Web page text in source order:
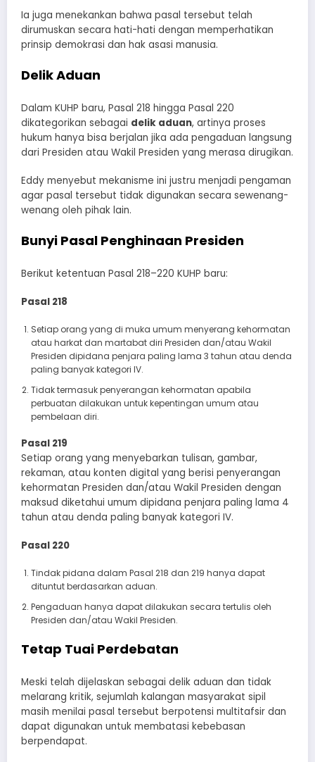
Ia juga menekankan bahwa pasal tersebut telah
dirumuskan secara hati-hati dengan memperhatikan
prinsip demokrasi dan hak asasi manusia.
Delik Aduan
Dalam KUHP baru, Pasal 218 hingga Pasal 220
dikategorikan sebagai delik aduan, artinya proses
hukum hanya bisa berjalan jika ada pengaduan langsung
dari Presiden atau Wakil Presiden yang merasa dirugikan.
Eddy menyebut mekanisme ini justru menjadi pengaman
agar pasal tersebut tidak digunakan secara sewenang-
wenang oleh pihak lain.
Bunyi Pasal Penghinaan Presiden
Berikut ketentuan Pasal 218–220 KUHP baru:
Pasal 218
Setiap orang yang di muka umum menyerang kehormatan
atau harkat dan martabat diri Presiden dan/atau Wakil
Presiden dipidana penjara paling lama 3 tahun atau denda
paling banyak kategori IV.
Tidak termasuk penyerangan kehormatan apabila
perbuatan dilakukan untuk kepentingan umum atau
pembelaan diri.
Pasal 219
Setiap orang yang menyebarkan tulisan, gambar,
rekaman, atau konten digital yang berisi penyerangan
kehormatan Presiden dan/atau Wakil Presiden dengan
maksud diketahui umum dipidana penjara paling lama 4
tahun atau denda paling banyak kategori IV.
Pasal 220
Tindak pidana dalam Pasal 218 dan 219 hanya dapat
dituntut berdasarkan aduan.
Pengaduan hanya dapat dilakukan secara tertulis oleh
Presiden dan/atau Wakil Presiden.
Tetap Tuai Perdebatan
Meski telah dijelaskan sebagai delik aduan dan tidak
melarang kritik, sejumlah kalangan masyarakat sipil
masih menilai pasal tersebut berpotensi multitafsir dan
dapat digunakan untuk membatasi kebebasan
berpendapat.